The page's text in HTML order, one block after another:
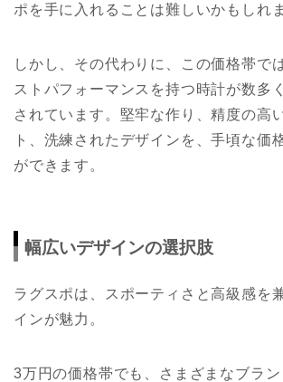
ポを手に入れることは難しいかもしれ
しかし、その代わりに、この価格帯で
ストパフォーマンスを持つ時計が数多
されています。堅牢な作り、精度の高
ト、洗練されたデザインを、手頃な価
ができます。
幅広いデザインの選択肢
ラグスポは、スポーティさと高級感を
インが魅力。
3万円の価格帯でも、さまざまなブラ